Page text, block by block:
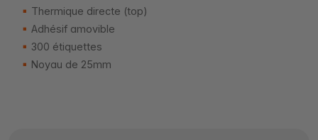
Thermique directe (top)
Adhésif amovible
300 étiquettes
Noyau de 25mm